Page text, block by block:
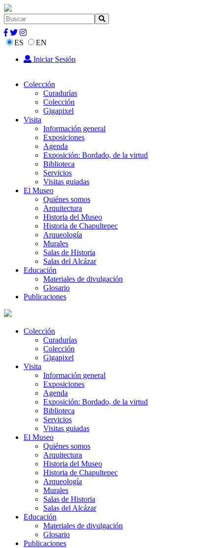
ES
EN
Iniciar Sesión
Colección
Curadurías
Colección
Gigapixel
Visita
Información general
Exposiciones
Agenda
Exposición: Bordado, de la virtud
Biblioteca
Servicios
Visitas guiadas
El Museo
Quiénes somos
Arquitectura
Historia del Museo
Historia de Chapultepec
Arqueología
Murales
Salas de Historia
Salas del Alcázar
Educación
Materiales de divulgación
Glosario
Publicaciones
Colección
Curadurías
Colección
Gigapixel
Visita
Información general
Exposiciones
Agenda
Exposición: Bordado, de la virtud
Biblioteca
Servicios
Visitas guiadas
El Museo
Quiénes somos
Arquitectura
Historia del Museo
Historia de Chapultepec
Arqueología
Murales
Salas de Historia
Salas del Alcázar
Educación
Materiales de divulgación
Glosario
Publicaciones